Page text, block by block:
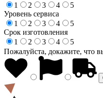
1
2 3 4
5
Уровень сервиса
1
2 3 4
5
Срок изготовления
1
2 3 4
5
Пожалуйста, докажите, что